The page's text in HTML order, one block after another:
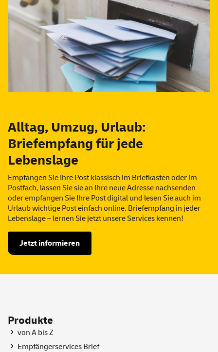
Alltag, Umzug, Urlaub:
Briefempfang für jede
Lebenslage
Empfangen Sie Ihre Post klassisch im Briefkasten oder im
Postfach, lassen Sie sie an Ihre neue Adresse nachsenden
oder empfangen Sie Ihre Post digital und lesen Sie auch im
Urlaub wichtige Post einfach online. Briefempfang in jeder
Lebenslage – lernen Sie jetzt unsereServices kennen!
Jetzt informieren
Produkte
von A bis Z
Empfängerservices Brief